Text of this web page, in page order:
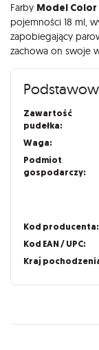
Farby Model Color
pojemności 18 ml,
zapobiegający
zachowa on swoje
Zawartość
pudełka:
Waga:
Podmiot
gospodarczy:
Kod producenta:
Kod EAN / UPC:
Kraj